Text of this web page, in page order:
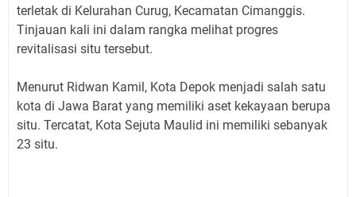
terletak di Kelurahan Curug, Kecamatan Cimanggis.
Tinjauan kali ini dalam rangka melihat progres
revitalisasi situ tersebut.
Menurut Ridwan Kamil, Kota Depok menjadi salah satu
kota di Jawa Barat yang memiliki aset kekayaan berupa
situ. Tercatat, Kota Sejuta Maulid ini memiliki sebanyak
23 situ.